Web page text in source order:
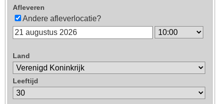
Afleveren
Andere afleverlocatie?
Land
Leeftijd